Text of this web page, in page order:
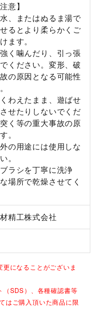
意】
、またはぬるま湯で
るとより柔らかくご
ます。
く噛んだり、引っ張
ください。変形、破
の原因となる可能性
わえたまま、遊ばせ
せたりしないでくだ
く等の重大事故の原
。
の用途には使用しな
。
ラシを丁寧に洗浄
場所で乾燥させてく
精工株式会社
になることがございま
（SDS）、各種確認書等
はご購入頂いた商品に限